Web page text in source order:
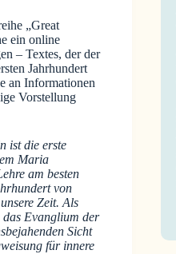
„Great
ein online
– Textes, der der
Jahrhundert
an Informationen
Vorstellung
ist die erste
Maria
am besten
von
Zeit. Als
Evanglium der
Sicht
für innere